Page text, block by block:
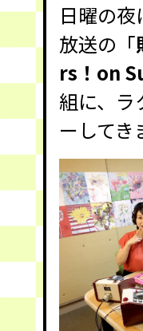
日曜の
放送の「
rs！on
組に、ラ
ーして